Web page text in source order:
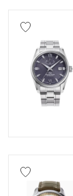
付属品
純正ボックス
鑑別書
万円